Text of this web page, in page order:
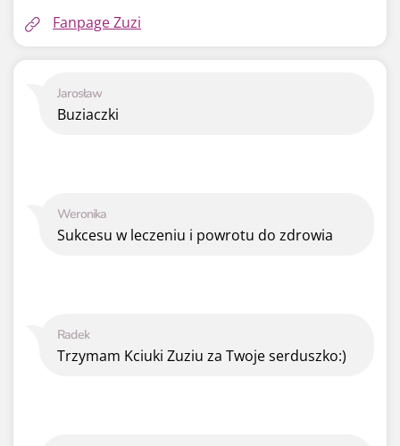
Fanpage Zuzi
Radek
Trzymam Kciuki Zuziu za Twoje serduszko:)
Weronika
Sukcesu w leczeniu i powrotu do zdrowia
Jarosław
Buziaczki